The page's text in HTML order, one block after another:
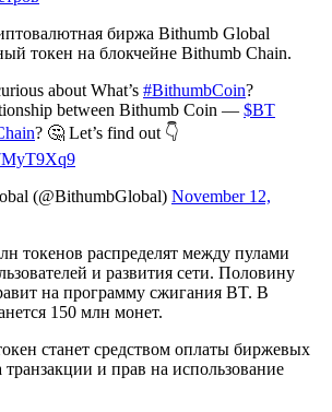
биржа Bithumb Global
токен на блокчейне Bithumb Chain.
about What’s #BithumbCoin?
between Bithumb Coin — $BT
? 🤔 Let’s find out 👇
(@BithumbGlobal) November 12,
токенов распределят между пулами
и развития сети. Половину
на программу сжигания BT. В
150 млн монет.
станет средством оплаты биржевых
транзакции и прав на использование